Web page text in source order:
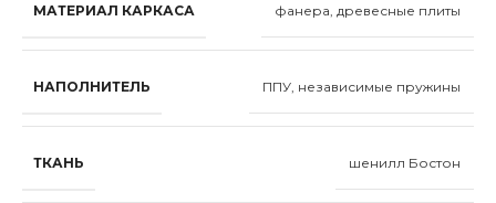
МАТЕРИАЛ КАРКАСА фанера, древесные плиты
НАПОЛНИТЕЛЬ ППУ, независимые пружины
ТКАНЬ шенилл Бостон